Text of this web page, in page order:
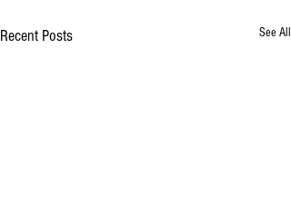
Recent Posts See All